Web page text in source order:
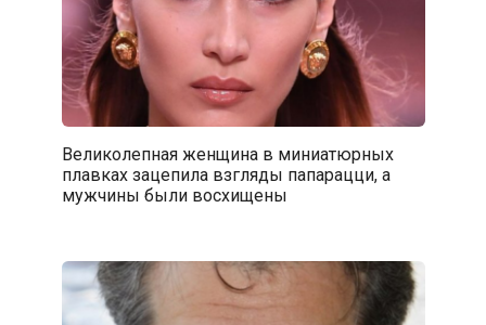
Великолепная женщина в миниатюрных
плавках зацепила взгляды папарацци, а
мужчины были восхищены